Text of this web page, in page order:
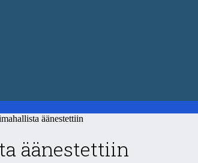
äänestettiin
äänestettiin